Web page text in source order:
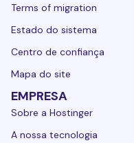
Terms of migration
Estado do sistema
Centro de confiança
Mapa do site
EMPRESA
Sobre a Hostinger
A nossa tecnologia